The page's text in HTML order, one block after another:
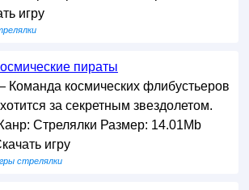
игру
пираты
Команда космических флибустьеров
за секретным звездолетом.
Стрелялки Размер: 14.01Mb
игру
стрелялки